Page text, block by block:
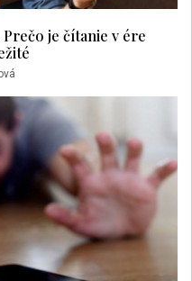
je čítanie v ére